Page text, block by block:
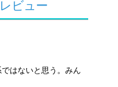
ライン版ラウン
まった知る人ぞ知
ビュー
はないと思う。みん